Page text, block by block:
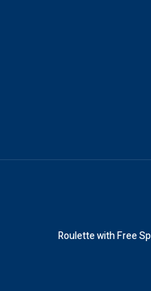
Roulette with Free